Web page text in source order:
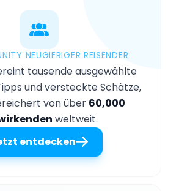
NEUGIERIGER REISENDER
tausende ausgewählte
und versteckte Schätze,
von über 60,000
weltweit.
entdecken